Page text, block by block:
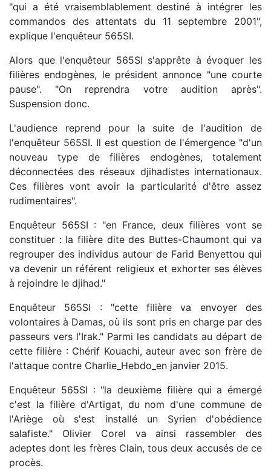
"qui a été vraisemblablement destiné à intégrer les
commandos des attentats du 11 septembre 2001",
explique l'enquêteur 565SI.
Alors que l'enquêteur 565SI s'apprête à évoquer les
filières endogènes, le président annonce "une courte
pause". "On reprendra votre audition après".
Suspension donc.
L'audience reprend pour la suite de l'audition de
l'enquêteur 565SI. Il est question de l'émergence "d'un
nouveau type de filières endogènes, totalement
déconnectées des réseaux djihadistes internationaux.
Ces filières vont avoir la particularité d'être assez
rudimentaires".
Enquêteur 565SI : "en France, deux filières vont se
constituer : la filière dite des Buttes-Chaumont qui va
regrouper des individus autour de Farid Benyettou qui
va devenir un référent religieux et exhorter ses élèves
à rejoindre le djihad."
Enquêteur 565SI : "cette filière va envoyer des
volontaires à Damas, où ils sont pris en charge par des
passeurs vers l'Irak." Parmi les candidats au départ de
cette filière : Chérif Kouachi, auteur avec son frère de
l'attaque contre Charlie_Hebdo_en janvier 2015.
Enquêteur 565SI : "la deuxième filière qui a émergé
c'est la filière d'Artigat, du nom d'une commune de
l'Ariège où s'est installé un Syrien d'obédience
salafiste." Olivier Corel va ainsi rassembler des
adeptes dont les frères Clain, tous deux accusés de ce
procès.